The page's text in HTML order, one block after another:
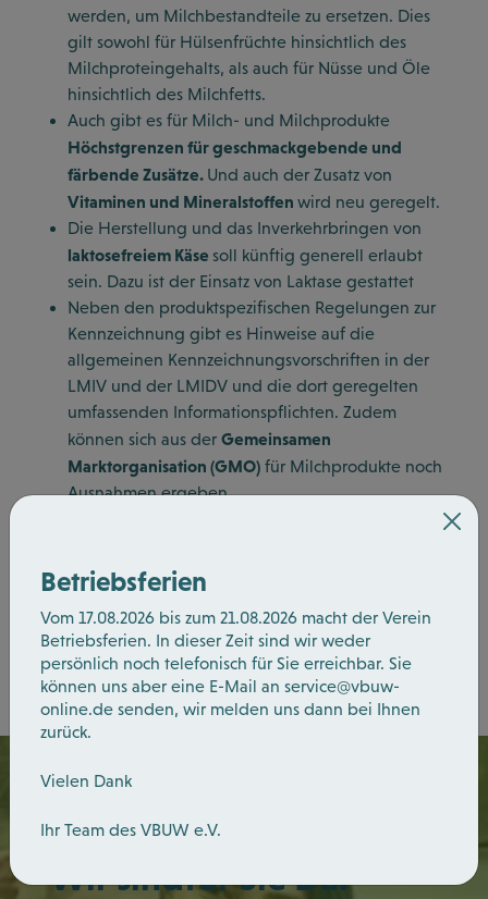
werden, um Milchbestandteile zu ersetzen. Dies
gilt sowohl für Hülsenfrüchte hinsichtlich des
Milchproteingehalts, als auch für Nüsse und Öle
hinsichtlich des Milchfetts.
Auch gibt es für Milch- und Milchprodukte
Höchstgrenzen für geschmackgebende und
färbende Zusätze. Und auch der Zusatz von
Vitaminen und Mineralstoffen wird neu geregelt.
Die Herstellung und das Inverkehrbringen von
laktosefreiem Käse soll künftig generell erlaubt
sein. Dazu ist der Einsatz von Laktase gestattet
Neben den produktspezifischen Regelungen zur
Kennzeichnung gibt es Hinweise auf die
allgemeinen Kennzeichnungsvorschriften in der
LMIV und der LMIDV und die dort geregelten
umfassenden Informationspflichten. Zudem
können sich aus der Gemeinsamen
Marktorganisation (GMO) für Milchprodukte noch
Ausnahmen ergeben.
Zurück
Wir sindfür Sie Da.
Betriebsferien
Vom 17.08.2026 bis zum 21.08.2026 macht der Verein
Betriebsferien. In dieser Zeit sind wir weder
persönlich noch telefonisch für Sie erreichbar. Sie
können uns aber eine E-Mail an service@vbuw-
online.de senden, wir melden uns dann bei Ihnen
zurück.
Vielen Dank
Ihr Team des VBUW e.V.